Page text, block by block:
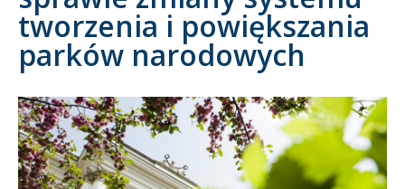
Kandydat
Absolwent
tworzenia i powiększania
parków narodowych